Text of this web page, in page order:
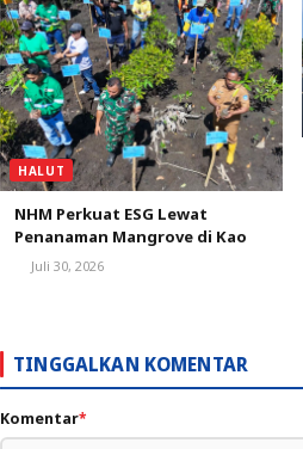
HALUT
NHM Perkuat ESG Lewat
Penanaman Mangrove di Kao
Juli 30, 2026
TINGGALKAN KOMENTAR
Komentar*